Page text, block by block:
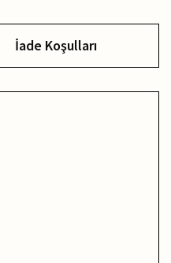
İade Koşulları